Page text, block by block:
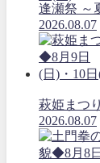
逢瀬祭 ～
2026.08.07
萩姫まつ
2026.08.07